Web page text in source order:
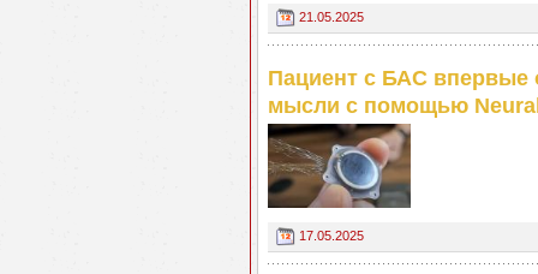
21.05.2025
Пациент с БАС впервые
мысли с помощью
17.05.2025